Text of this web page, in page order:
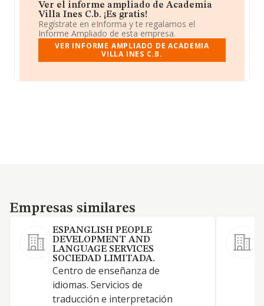
Ver el informe ampliado de Academia
Villa Ines C.b. ¡Es gratis!
Regístrate en eInforma y te regalamos el
Informe Ampliado de esta empresa.
VER INFORME AMPLIADO DE ACADEMIA
VILLA INES C.B.
Empresas similares
Empresas similares
ESPANGLISH PEOPLE
DEVELOPMENT AND
LANGUAGE SERVICES
SOCIEDAD LIMITADA.
Centro de enseñanza de
idiomas. Servicios de
traducción e interpretación